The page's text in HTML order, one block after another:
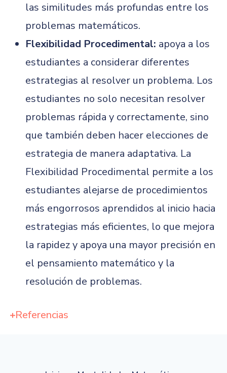
las similitudes más profundas entre los
problemas matemáticos.
Flexibilidad Procedimental: apoya a los
estudiantes a considerar diferentes
estrategias al resolver un problema. Los
estudiantes no solo necesitan resolver
problemas rápida y correctamente, sino
que también deben hacer elecciones de
estrategia de manera adaptativa. La
Flexibilidad Procedimental permite a los
estudiantes alejarse de procedimientos
más engorrosos aprendidos al inicio hacia
estrategias más eficientes, lo que mejora
la rapidez y apoya una mayor precisión en
el pensamiento matemático y la
resolución de problemas.
Referencias